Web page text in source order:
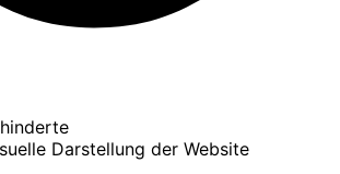
Darstellung der Website